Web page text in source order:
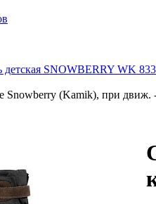
SNOWBERRY WK
Snowberry (Kamik), при движ.